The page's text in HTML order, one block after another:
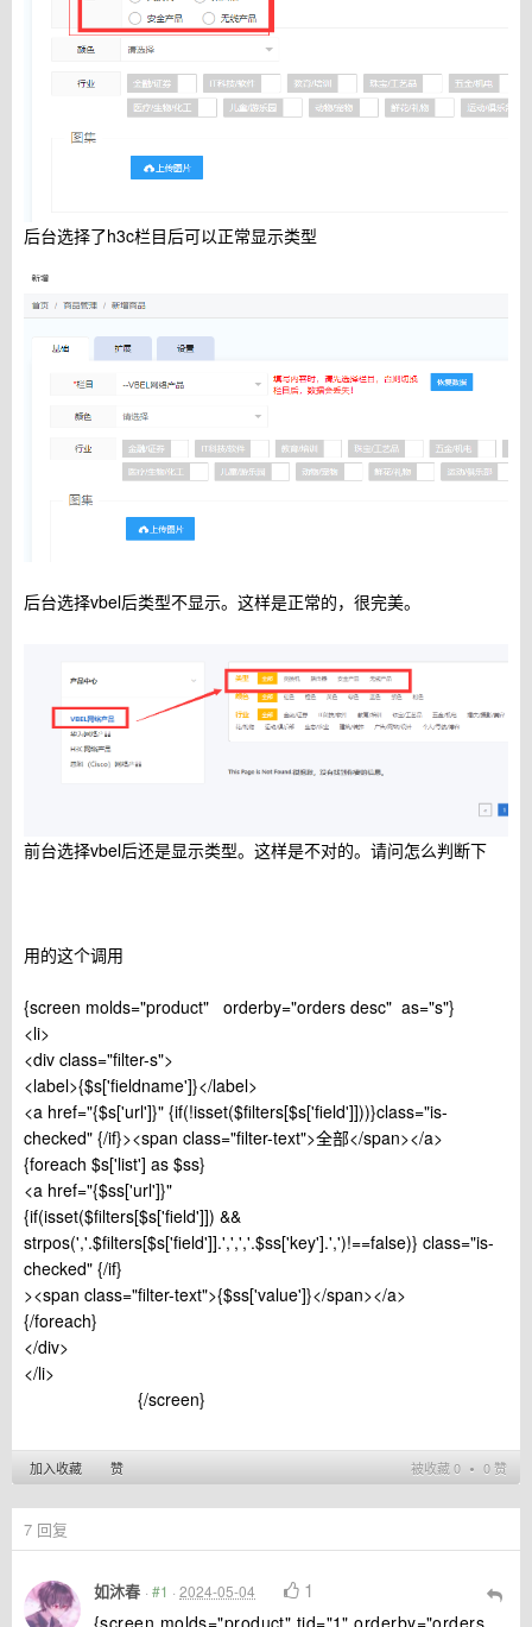
后台选择了h3c栏目后可以正常显示类型
后台选择vbel后类型不显示。这样是正常的，很完美。
前台选择vbel后还是显示类型。这样是不对的。请问怎么判断下
用的这个调用
{screen molds="product" orderby="orders desc" as="s"}
<li>
<div class="filter-s">
<label>{$s['fieldname']}</label>
<a href="{$s['url']}" {if(!isset($filters[$s['field']]))}class="is-
checked" {/if}><span class="filter-text">全部</span></a>
{foreach $s['list'] as $ss}
<a href="{$ss['url']}"
{if(isset($filters[$s['field']]) &&
strpos(','.$filters[$s['field']].',',','.$ss['key'].',')!==false)} class="is-
checked" {/if}
><span class="filter-text">{$ss['value']}</span></a>
{/foreach}
</div>
</li>
{/screen}
被收藏 0 ∙ 0 赞
加入收藏 赞
7 回复
如沐春 · #1 · 2024-05-04 1
{screen molds="product" tid="1" orderby="orders